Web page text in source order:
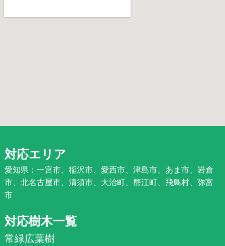
対応エリア
愛知県：一宮市、稲沢市、愛西市、津島市、あま市、岩倉
市、北名古屋市、清須市、大治町、蟹江町、飛鳥村、弥富
市
対応樹木一覧
常緑広葉樹